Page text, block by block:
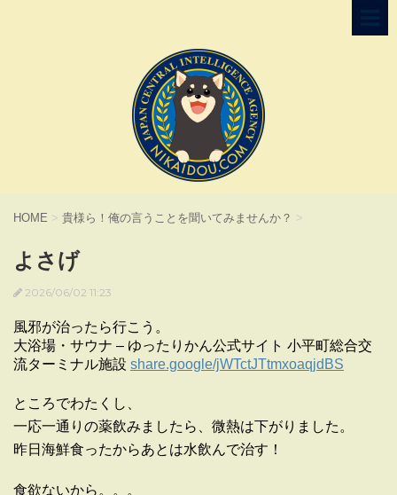
HOME > 貴様ら！俺の言うことを聞いてみませんか？ >
よさげ
2026/06/02 11:23
風邪が治ったら行こう。
大浴場・サウナ – ゆったりかん公式サイト 小平町総合交
流ターミナル施設 share.google/jWTctJTtmxoaqjdBS
ところでわたくし、
一応一通りの薬飲みましたら、微熱は下がりました。
昨日海鮮食ったからあとは水飲んで治す！
食欲ないから。。。